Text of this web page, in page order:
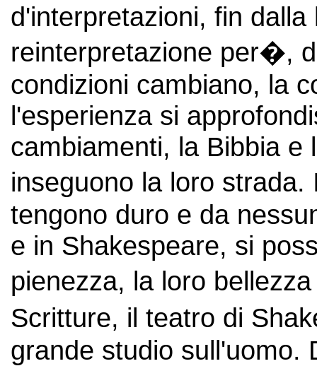
d'interpretazioni, fin
reinterpretazione per�,
condizioni cambiano, la
l'esperienza si
cambiamenti, la Bibbia e
inseguono la loro
tengono duro e da
e in Shakespeare, si
pienezza, la loro
Scritture, il teatro di
grande studio sull'uomo.